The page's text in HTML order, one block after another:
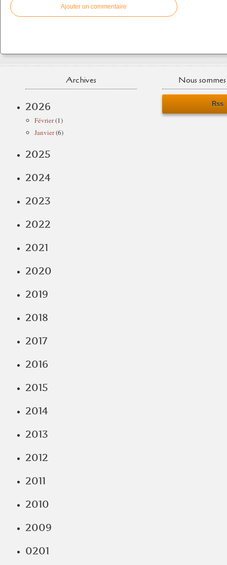
Ajouter un commentaire
Archives
2026
Février(1)
Janvier(6)
2025
2024
2023
2022
2021
2020
2019
2018
2017
2016
2015
2014
2013
2012
2011
2010
2009
0201
Nous
Rss